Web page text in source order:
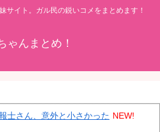
サイト。ガル民の鋭いコメをまとめます！
ゃんまとめ！
士さん、意外と小さかった NEW!